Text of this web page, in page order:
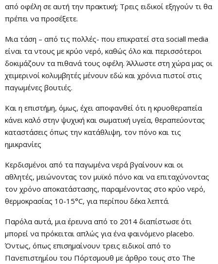
από οφέλη σε αυτή την πρακτική; Τρεις ειδικοί εξηγούν τι θα
πρέπει να προσέξετε.
Μια τάση – από τις πολλές- που επικρατεί στα sociall media
είναι τα ντους με κρύο νερό, καθώς όλο και περισσότεροι
δοκιμάζουν τα πιθανά τους οφέλη. Άλλωστε στη χώρα μας οι
χειμερινοί κολυμβητές μένουν εδώ και χρόνια πιστοί στις
παγωμένες βουτιές.
Και η επιστήμη, όμως, έχει αποφανθεί ότι η κρυοθεραπεία
κάνει καλό στην ψυχική και σωματική υγεία, θεραπεύοντας
καταστάσεις όπως την κατάθλιψη, τον πόνο και τις
ημικρανίες
Κερδισμένοι από τα παγωμένα νερά βγαίνουν και οι
αθλητές, μειώνοντας τον μυϊκό πόνο και να επιταχύνοντας
τον χρόνο αποκατάστασης, παραμένοντας στο κρύο νερό,
θερμοκρασίας 10-15°C, για περίπου δέκα λεπτά.
Παρόλα αυτά, μια έρευνα από το 2014 διαπίστωσε ότι
μπορεί να πρόκειται απλώς για ένα φαινόμενο placebo.
Όντως, όπως επισημαίνουν τρεις ειδικοί από το
Πανεπιστημίου του Πόρτσμουθ με άρθρο τους στο The